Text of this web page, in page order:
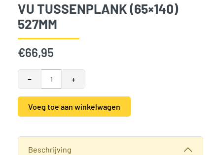
VU TUSSENPLANK (65×140)
527MM
€66,95
−
VU Tussenplank (65x140) 527mm aantal
+
Voeg toe aan winkelwagen
Beschrijving